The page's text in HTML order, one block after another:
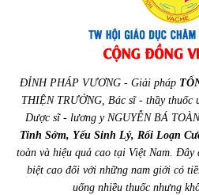
ĐỈNH PHÁP VƯƠNG - Giải pháp
THIỆN TRƯỞNG, Bác sĩ - thầy
Dược sĩ - lương y NGUYỄN BÁ
Tinh Sớm, Yếu Sinh Lý, Rối Loạn
toàn và hiệu quả cao tại Việt Nam.
biệt cao đối với những nam giới có
uống nhiều thuốc nhưng